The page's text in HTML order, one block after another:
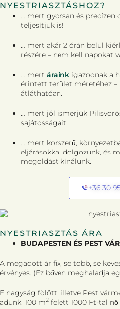
NYESTRIASZTÁSHOZ?
… mert gyorsan és precízen
teljesítjük is!
… mert akár 2 órán belül
részére – nem kell napokat
… mert áraink igazodnak a
érintett terület méretéhez –
átláthatóan.
… mert jól ismerjük
sajátosságait.
… mert korszerű,
eljárásokkal dolgozunk, és
megoldást kínálunk.
+36 30
NYESTRIASZTÁS ÁRA
BUDAPESTEN ÉS PEST
A megadott ár fix, se több, se
érvényes. (Ez bőven meghaladja
E nagyság fölött, illetve Pest
adunk. 100 m2 felett 1000 Ft-tal